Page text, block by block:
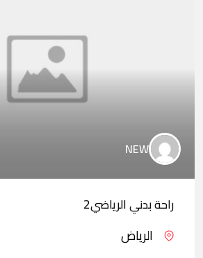
NEW
راحة بدني الرياضي2
الرياض